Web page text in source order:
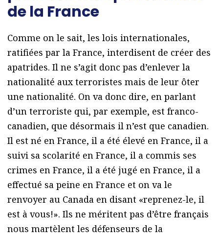
de la France
Comme on le sait, les lois internationales,
ratifiées par la France, interdisent de créer des
apatrides. Il ne s’agit donc pas d’enlever la
nationalité aux terroristes mais de leur ôter
une nationalité. On va donc dire, en parlant
d’un terroriste qui, par exemple, est franco-
canadien, que désormais il n’est que canadien.
Il est né en France, il a été élevé en France, il a
suivi sa scolarité en France, il a commis ses
crimes en France, il a été jugé en France, il a
effectué sa peine en France et on va le
renvoyer au Canada en disant «reprenez-le, il
est à vous!». Ils ne méritent pas d’être français
nous martèlent les défenseurs de la